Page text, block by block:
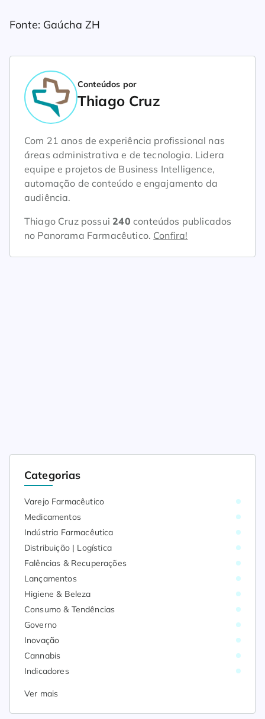
Fonte: Gaúcha ZH
Conteúdos por
Thiago Cruz
Com 21 anos de experiência profissional nas
áreas administrativa e de tecnologia. Lidera
equipe e projetos de Business Intelligence,
automação de conteúdo e engajamento da
audiência.
Thiago Cruz possui 240 conteúdos publicados
no Panorama Farmacêutico. Confira!
Categorias
Varejo Farmacêutico
Medicamentos
Indústria Farmacêutica
Distribuição | Logística
Falências & Recuperações
Lançamentos
Higiene & Beleza
Consumo & Tendências
Governo
Inovação
Cannabis
Indicadores
Ver mais